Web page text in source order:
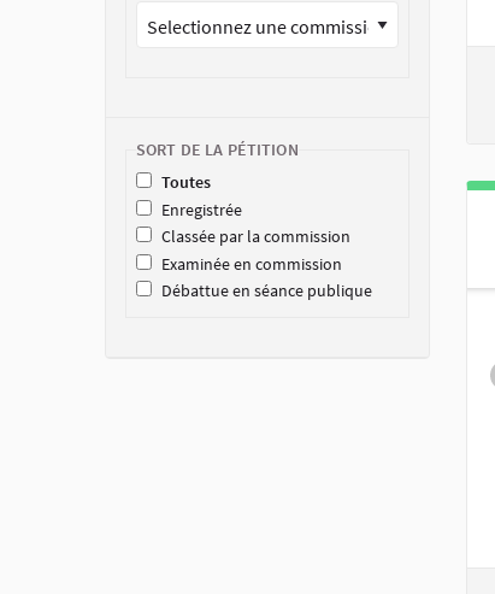
SORT DE LA PÉTITION
Toutes
Enregistrée
Classée par la commission
Examinée en commission
Débattue en séance publique